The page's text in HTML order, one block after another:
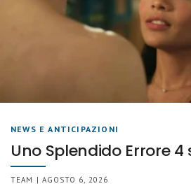
NEWS E ANTICIPAZIONI
Uno Splendido Errore 4
TEAM | AGOSTO 6, 2026